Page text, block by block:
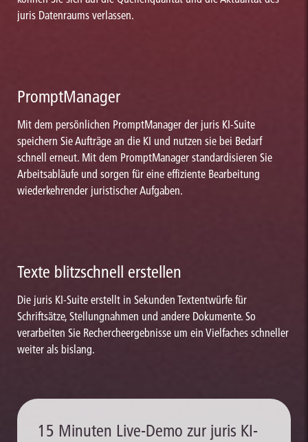
juris Datenraums verlassen.
PromptManager
Mit dem persönlichen PromptManager der juris KI-Suite
speichern Sie Aufträge an die KI und nutzen sie bei Bedarf
schnell erneut. Mit dem PromptManager standardisieren Sie
Arbeitsabläufe und sorgen für eine effiziente Bearbeitung
wiederkehrender juristischer Aufgaben.
Texte blitzschnell erstellen
Die juris KI-Suite erstellt in Sekunden Textentwürfe für
Schriftsätze, Stellungnahmen und andere Dokumente. So
verarbeiten Sie Rechercheergebnisse um ein Vielfaches schneller
weiter als bislang.
15 Minuten Live-Demo zur juris KI-